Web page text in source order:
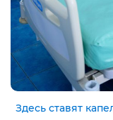
Здесь ставят